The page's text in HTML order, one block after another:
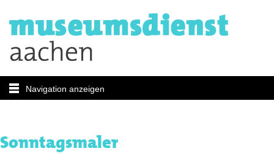
Navigation anzeigen
Sonntagsmaler